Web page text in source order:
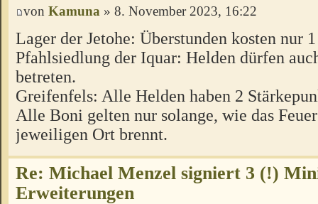
von Kamuna » 8. November 2023, 16:22
Lager der Jetohe: Überstunden kosten nur
Pfahlsiedlung der Iquar: Helden dürfen
betreten.
Greifenfels: Alle Helden haben 2
Alle Boni gelten nur solange, wie das
jeweiligen Ort brennt.
Re: Michael Menzel signiert 3 (!)
Erweiterungen